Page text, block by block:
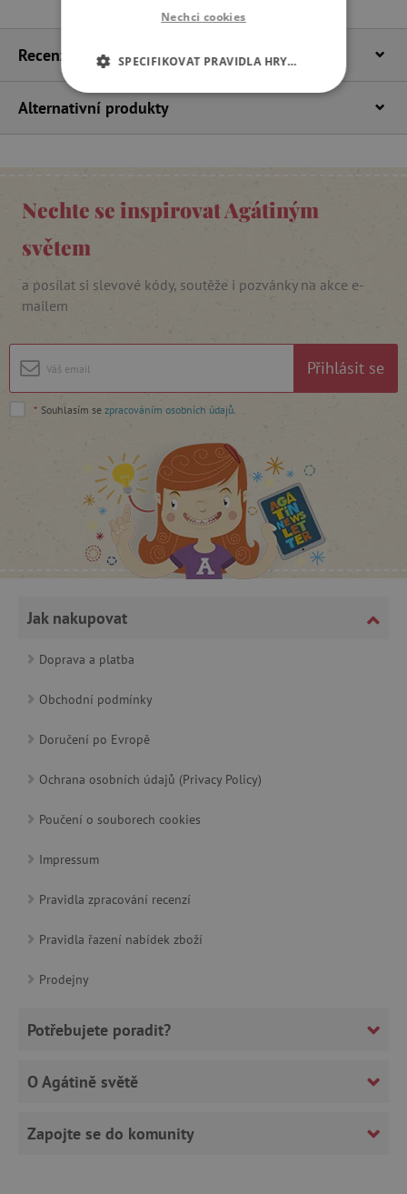
Recenze
Alternativní produkty
Nechte se inspirovat Agátiným
světem
a posílat si slevové kódy, soutěže i pozvánky na akce e-
mailem
Přihlásit se
* Souhlasím se zpracováním osobních údajů.
Jak nakupovat
Doprava a platba
Obchodní podmínky
Doručení po Evropě
Ochrana osobních údajů (Privacy Policy)
Poučení o souborech cookies
Impressum
Pravidla zpracování recenzí
Pravidla řazení nabídek zboží
Prodejny
Potřebujete poradit?
O Agátině světě
Zapojte se do komunity
Nechci cookies
SPECIFIKOVAT PRAVIDLA HRY…
NEZBYTNĚ NUTNÉ COOKIES
základní funkce webových stránek, jako je
stránky nelze bez nezbytně nutných souborů
cookie správně používat.
Název
Provider
Doména
__cf_bm
Cloudflare Inc.
.vimeo.com
CookieScriptConsent
www.agatinsvet.cz